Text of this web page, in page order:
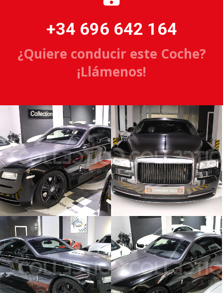
+34 696 642 164
¿Quiere conducir este Coche?
¡Llámenos!